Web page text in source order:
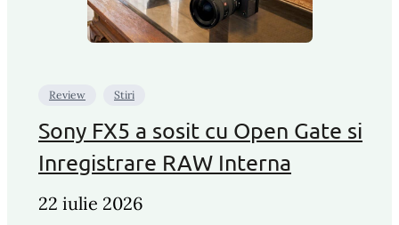
Review Stiri
Sony FX5 a sosit cu Open Gate si
Inregistrare RAW Interna
22 iulie 2026